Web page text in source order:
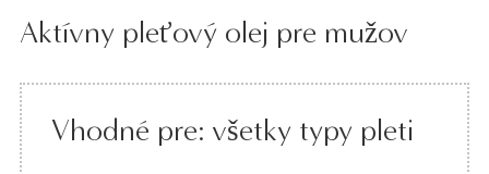
Aktívny pleťový olej pre mužov
Vhodné pre: všetky typy pleti